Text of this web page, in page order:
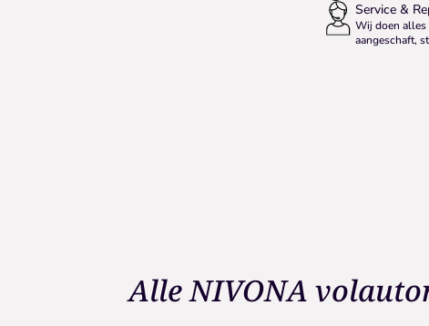
Service &
Wij doen alles
aangeschaft,
Alle NIVONA